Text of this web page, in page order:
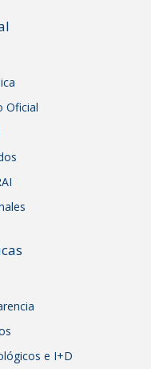
Oficial
e I+D